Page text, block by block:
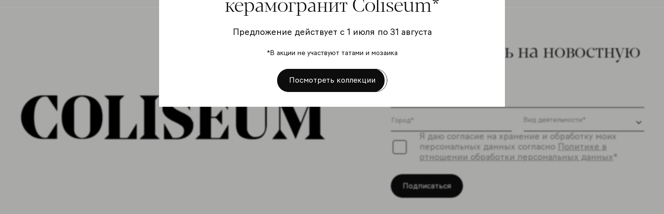
Предложение действует с 1 июля по 31 августа
*В акции не участвуют татами и мозаика
Посмотреть коллекции
Подпишитесь на новостную
Я даю согласие на хранение и обработку моих
персональных данных согласно Политике в
отношении обработки персональных данных*
Подписаться